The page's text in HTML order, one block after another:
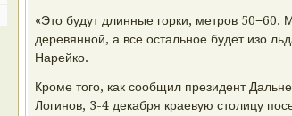
«Это будут длинные горки, метров 50−60.
деревянной, а все остальное будет изо
Нарейко.
Кроме того, как сообщил президент
Логинов, 3-4 декабря краевую столицу